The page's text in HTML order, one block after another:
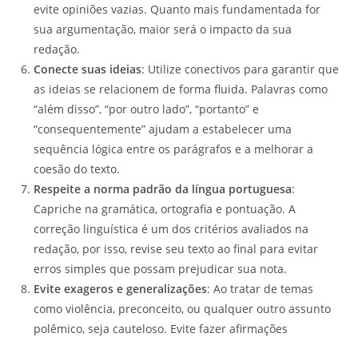
evite opiniões vazias. Quanto mais fundamentada for
sua argumentação, maior será o impacto da sua
redação.
Conecte suas ideias: Utilize conectivos para garantir que
as ideias se relacionem de forma fluida. Palavras como
“além disso”, “por outro lado”, “portanto” e
“consequentemente” ajudam a estabelecer uma
sequência lógica entre os parágrafos e a melhorar a
coesão do texto.
Respeite a norma padrão da língua portuguesa:
Capriche na gramática, ortografia e pontuação. A
correção linguística é um dos critérios avaliados na
redação, por isso, revise seu texto ao final para evitar
erros simples que possam prejudicar sua nota.
Evite exageros e generalizações: Ao tratar de temas
como violência, preconceito, ou qualquer outro assunto
polêmico, seja cauteloso. Evite fazer afirmações